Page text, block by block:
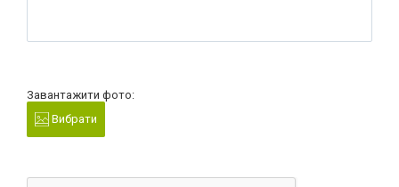
Завантажити фото:
Вибрати